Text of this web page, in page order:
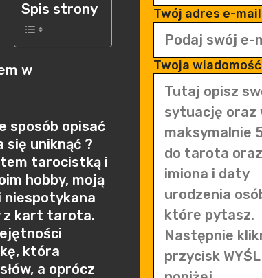
Spis strony
w
sposób opisać
się uniknąć ?
tarocistką i
hobby, moją
niespotykana
z kart tarota.
która
a oprócz
Twój adres e-mail
Twoja wiadomość